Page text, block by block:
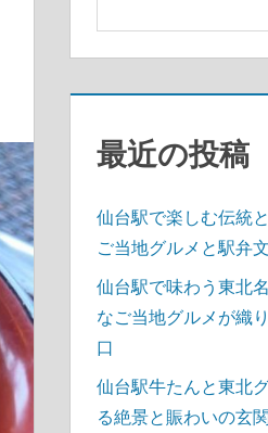
最近の投稿
仙台駅で楽しむ伝統
ご当地グルメと駅弁
仙台駅で味わう東北
なご当地グルメが織
口
仙台駅牛たんと東北
る絶景と賑わいの玄